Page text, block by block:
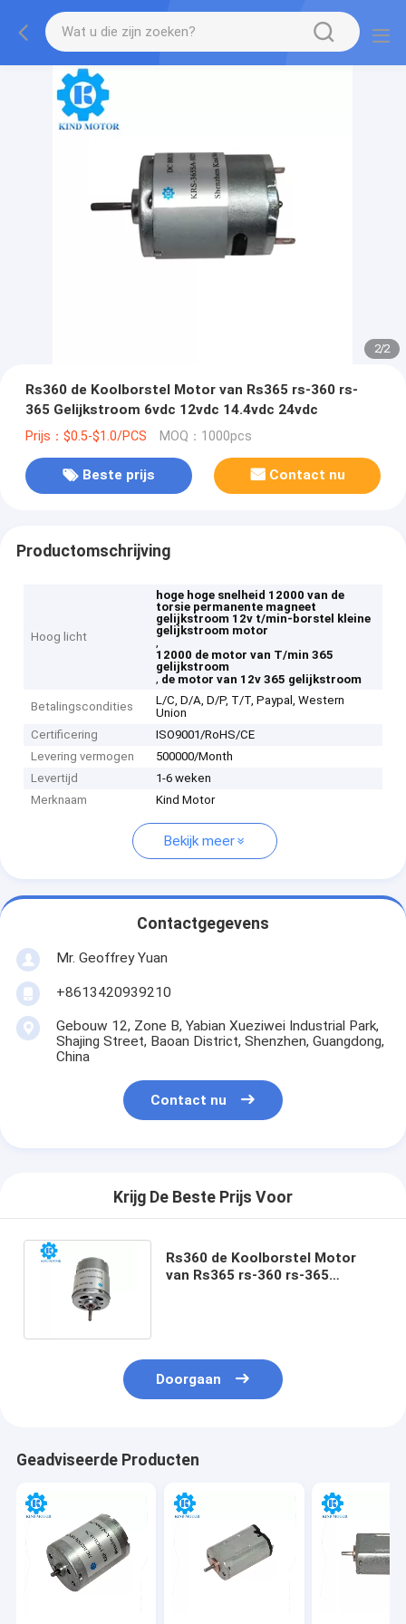
2/2
Rs360 de Koolborstel Motor van Rs365 rs-360 rs-
365 Gelijkstroom 6vdc 12vdc 14.4vdc 24vdc
Prijs：$0.5-$1.0/PCS MOQ：1000pcs
Beste prijs Contact nu
Productomschrijving
Hoog licht
hoge hoge snelheid 12000 van de
torsie permanente magneet
gelijkstroom 12v t/min-borstel kleine
gelijkstroom motor
,
12000 de motor van T/min 365
gelijkstroom
, de motor van 12v 365 gelijkstroom
Betalingscondities
L/C, D/A, D/P, T/T, Paypal, Western
Union
Certificering
ISO9001/RoHS/CE
Levering vermogen
500000/Month
Levertijd
1-6 weken
Merknaam
Kind Motor
Bekijk meer
Contactgegevens
Mr. Geoffrey Yuan
+8613420939210
Gebouw 12, Zone B, Yabian Xueziwei Industrial Park,
Shajing Street, Baoan District, Shenzhen, Guangdong,
China
Contact nu
Krijg De Beste Prijs Voor
Rs360 de Koolborstel Motor
van Rs365 rs-360 rs-365
Doorgaan
Geadviseerde Producten